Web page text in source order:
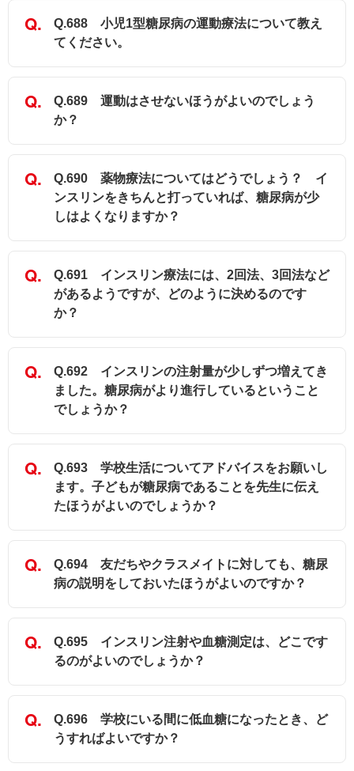
Q.688 小児1型糖尿病の運動療法について教え
てください。
Q.689 運動はさせないほうがよいのでしょう
か？
Q.690 薬物療法についてはどうでしょう？ イ
ンスリンをきちんと打っていれば、糖尿病が少
しはよくなりますか？
Q.691 インスリン療法には、2回法、3回法など
があるようですが、どのように決めるのです
か？
Q.692 インスリンの注射量が少しずつ増えてき
ました。糖尿病がより進行しているということ
でしょうか？
Q.693 学校生活についてアドバイスをお願いし
ます。子どもが糖尿病であることを先生に伝え
たほうがよいのでしょうか？
Q.694 友だちやクラスメイトに対しても、糖尿
病の説明をしておいたほうがよいのですか？
Q.695 インスリン注射や血糖測定は、どこです
るのがよいのでしょうか？
Q.696 学校にいる間に低血糖になったとき、ど
うすればよいですか？